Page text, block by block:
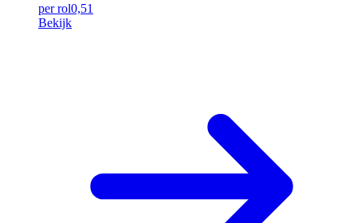
per rol0,51
Bekijk